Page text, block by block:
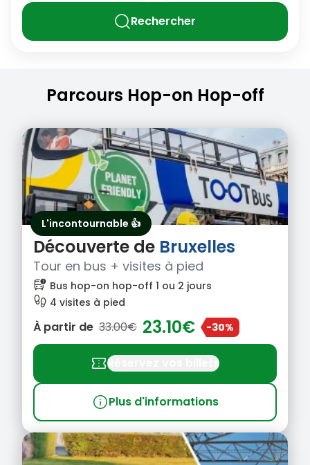
Rechercher
Parcours Hop-on Hop-off
L'incontournable 👍
Découverte de Bruxelles
Tour en bus + visites à pied
bus_alert Bus hop-on hop-off 1 ou 2 jours
footprint 4 visites à pied
À partir de 33.00€ 23.10€ -30%
confirmation_numberRéservez vos billets
infoPlus d'informations